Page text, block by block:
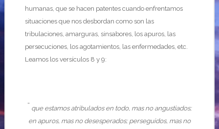
humanas, que se hacen patentes cuando enfrentamos
situaciones que nos desbordan como son las
tribulaciones, amarguras, sinsabores, los apuros, las
persecuciones, los agotamientos, las enfermedades, etc.
Leamos los versículos 8 y 9:
“ que estamos atribulados en todo, mas no angustiados;
en apuros, mas no desesperados; perseguidos, mas no